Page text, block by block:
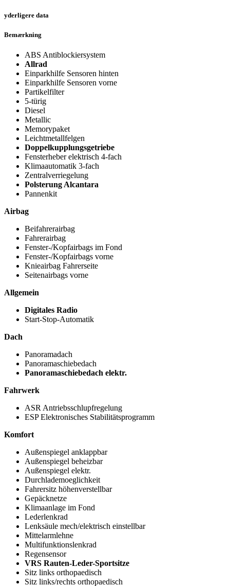
yderligere data
Bemærkning
ABS Antiblockiersystem
Allrad
Einparkhilfe Sensoren hinten
Einparkhilfe Sensoren vorne
Partikelfilter
5-türig
Diesel
Metallic
Memorypaket
Leichtmetallfelgen
Doppelkupplungsgetriebe
Fensterheber elektrisch 4-fach
Klimaautomatik 3-fach
Zentralverriegelung
Polsterung Alcantara
Pannenkit
Airbag
Beifahrerairbag
Fahrerairbag
Fenster-/Kopfairbags im Fond
Fenster-/Kopfairbags vorne
Knieairbag Fahrerseite
Seitenairbags vorne
Allgemein
Digitales Radio
Start-Stop-Automatik
Dach
Panoramadach
Panoramaschiebedach
Panoramaschiebedach elektr.
Fahrwerk
ASR Antriebsschlupfregelung
ESP Elektronisches Stabilitätsprogramm
Komfort
Außenspiegel anklappbar
Außenspiegel beheizbar
Außenspiegel elektr.
Durchlademoeglichkeit
Fahrersitz höhenverstellbar
Gepäcknetze
Klimaanlage im Fond
Lederlenkrad
Lenksäule mech/elektrisch einstellbar
Mittelarmlehne
Multifunktionslenkrad
Regensensor
VRS Rauten-Leder-Sportsitze
Sitz links orthopaedisch
Sitz links/rechts orthopaedisch